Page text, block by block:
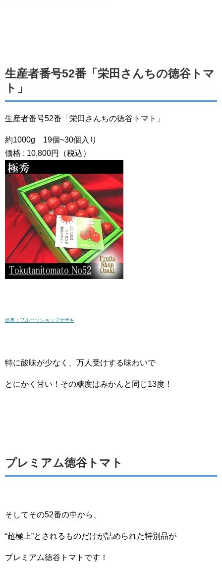
生産者番号52番「栄田さんちの徳谷トマ
ト」
生産者番号52番「栄田さんちの徳谷トマト」
約1000g 19個~30個入り
価格 : 10,800円（税込）
出典：フルーツショップオザキ
特に酸味が少なく、万人受けする味わいで
とにかく甘い！その糖度はみかんと同じ13度！
プレミアム徳谷トマト
そしてその52番の中から、
“超極上”とされるものだけが詰められた特別品が
プレミアム徳谷トマトです！